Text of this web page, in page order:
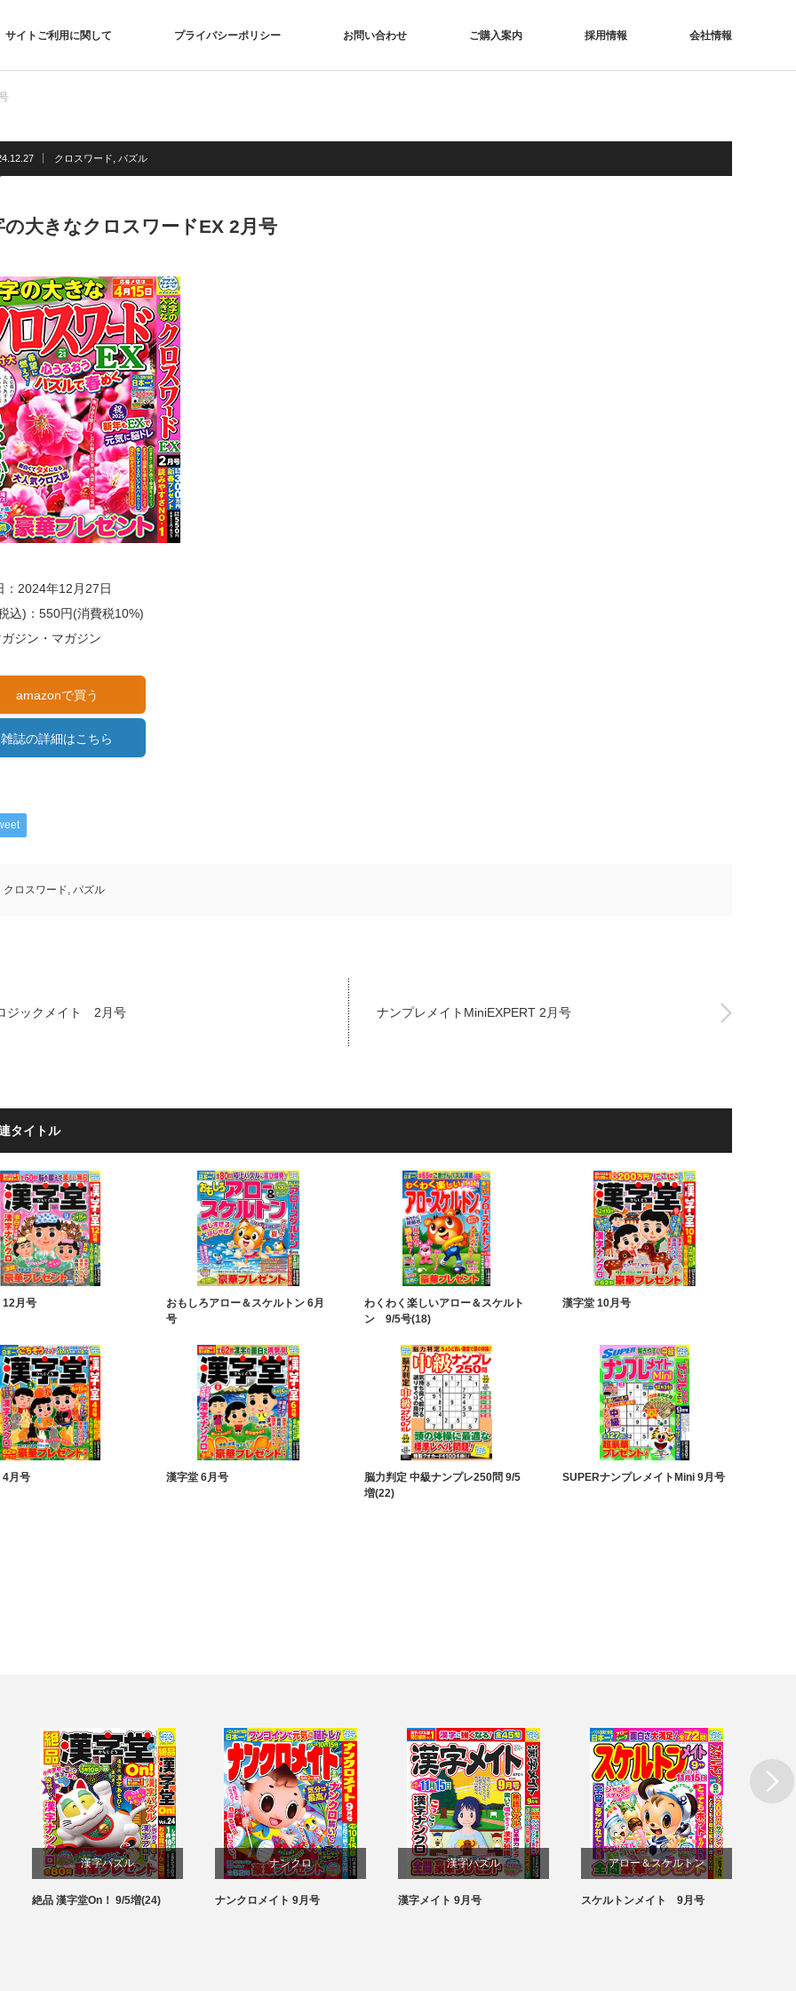
サイトご利用に関して プライバシーポリシー お問い合わせ ご購入案内 採用情報 会社情報
クロスワード パズル
の大きなクロスワードEX 2月号
：2024年12月27日
込)：550円(消費税10%)
ジン・マガジン
amazonで買う
雑誌の詳細はこちら
クロスワード パズル
ジックメイト 2月号 ナンプレメイトMiniEXPERT 2月号
タイトル
12月号
おもしろアロー＆スケルトン 6月
号
わくわく楽しいアロー＆スケルト
ン 9/5号(18)
漢字堂 10月号
4月号 漢字堂 6月号
脳力判定 中級ナンプレ250問 9/5
増(22)
SUPERナンプレメイトMini 9月号
漢字パズル
パズル
絶品 漢字堂On！ 9/5増(24)
ナンクロ
パズル
ナンクロメイト 9月号
漢字パズル
パズル
漢字メイト 9月号
アロー＆スケルトン
パズル
スケルトンメイト 9月号